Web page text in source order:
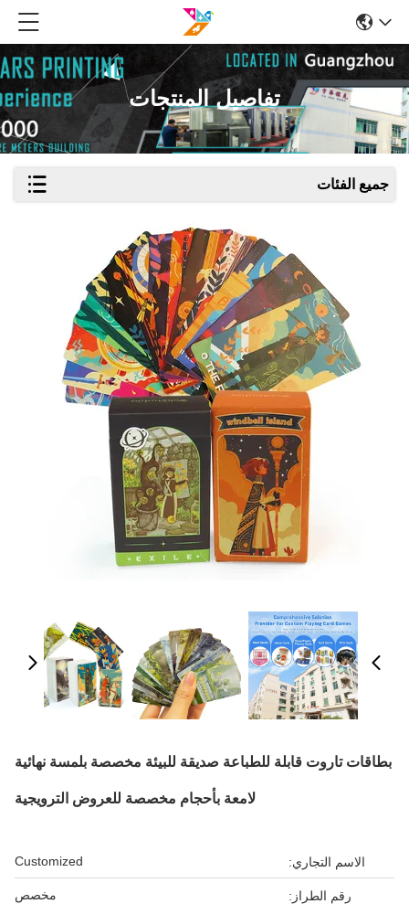
تفاصيل المنتجات
جميع الفئات
بطاقات تاروت قابلة للطباعة صديقة للبيئة مخصصة بلمسة نهائية
لامعة بأحجام مخصصة للعروض الترويجية
الاسم التجاري: Customized
رقم الطراز: مخصص